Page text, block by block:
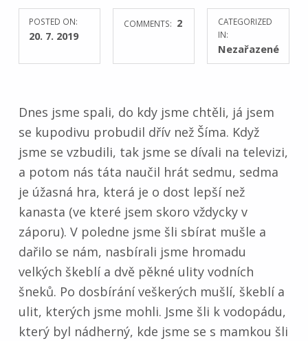
POSTED ON:
20. 7. 2019
COMMENTS: 2
CATEGORIZED
IN:
Nezařazené
Dnes jsme spali, do kdy jsme chtěli, já jsem
se kupodivu probudil dřív než Šíma. Když
jsme se vzbudili, tak jsme se dívali na televizi,
a potom nás táta naučil hrát sedmu, sedma
je úžasná hra, která je o dost lepší než
kanasta (ve které jsem skoro vždycky v
záporu). V poledne jsme šli sbírat mušle a
dařilo se nám, nasbírali jsme hromadu
velkých škeblí a dvě pěkné ulity vodních
šneků. Po dosbírání veškerých mušlí, škeblí a
ulit, kterých jsme mohli. Jsme šli k vodopádu,
který byl nádherný, kde jsme se s mamkou šli